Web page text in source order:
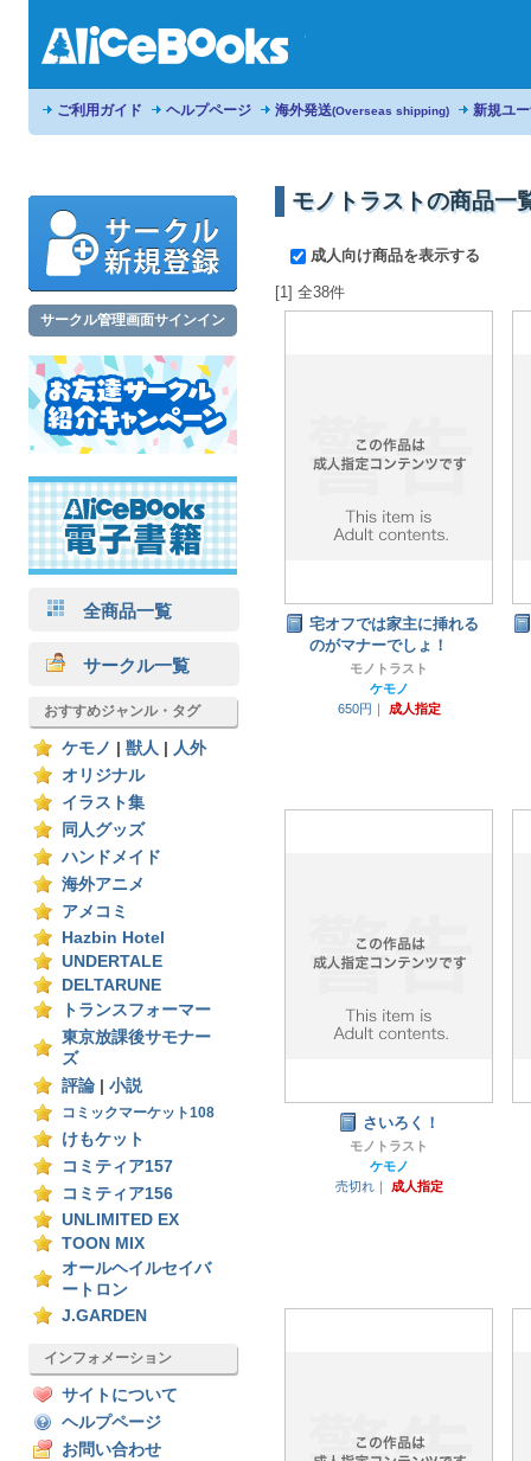
ご利用ガイド ヘルプページ 海外発送(Overseas shipping) 新規ユ
サークル管理画面サインイン
全商品一覧
サークル一覧
おすすめジャンル・タグ
ケモノ 獣人
人外
オリジナル
イラスト集
同人グッズ
ハンドメイド
海外アニメ
アメコミ
Hazbin Hotel
UNDERTALE
DELTARUNE
トランスフォーマー
東京放課後サモナー
ズ
評論
小説
コミックマーケット108
けもケット
コミティア157
コミティア156
UNLIMITED EX
TOON MIX
オールヘイルセイバ
ートロン
J.GARDEN
インフォメーション
サイトについて
ヘルプページ
お問い合わせ
モノトラストの商品一
成人向け商品を表示する
[1] 全38件
宅オフでは家主に挿れる
のがマナーでしょ！
モノトラスト
ケモノ
650円｜
成人指定
さいろく！
モノトラスト
ケモノ
売切れ｜
成人指定